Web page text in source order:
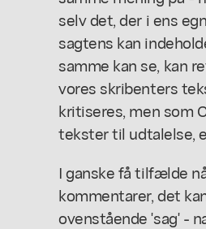
selv det, der i ens
sagtens kan
samme kan se, kan
vores skribenters
kritiseres, men som
tekster til udtalelse,
I ganske få tilfælde
kommentarer, det
ovenstående 'sag' -